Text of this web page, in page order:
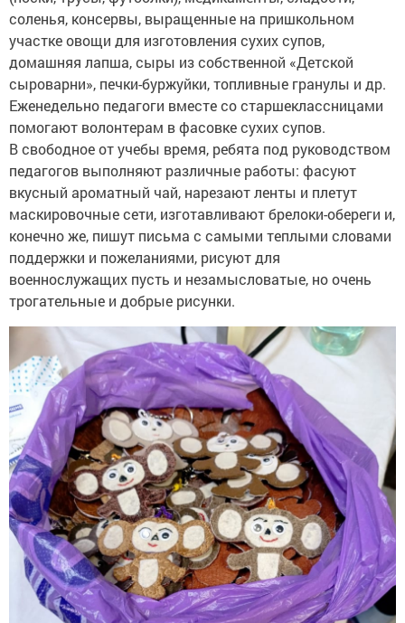
соленья, консервы, выращенные на пришкольном
участке овощи для изготовления сухих супов,
домашняя лапша, сыры из собственной «Детской
сыроварни», печки-буржуйки, топливные гранулы и др.
Еженедельно педагоги вместе со старшеклассницами
помогают волонтерам в фасовке сухих супов.
В свободное от учебы время, ребята под руководством
педагогов выполняют различные работы: фасуют
вкусный ароматный чай, нарезают ленты и плетут
маскировочные сети, изготавливают брелоки-обереги и,
конечно же, пишут письма с самыми теплыми словами
поддержки и пожеланиями, рисуют для
военнослужащих пусть и незамысловатые, но очень
трогательные и добрые рисунки.